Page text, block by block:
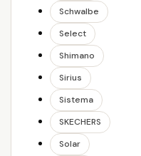
Schwalbe
Select
Shimano
Sirius
Sistema
SKECHERS
Solar